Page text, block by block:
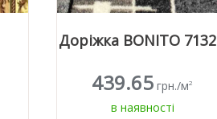
Доріжка BONITO 7132
439.65 грн./м2
в наявності